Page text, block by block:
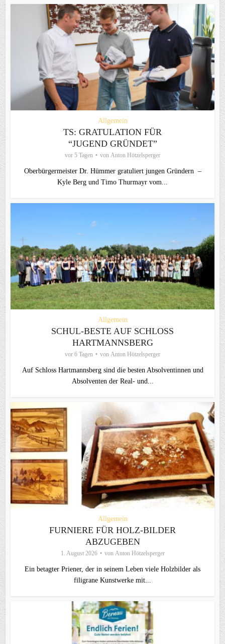
Allgemein
TS: GRATULATION FÜR
“JUGEND GRÜNDET”
vor 5 Tagen von Anton Hötzelsperger
Oberbürgermeister Dr. Hümmer gratuliert jungen Gründern –
Kyle Berg und Timo Thurmayr vom...
Allgemein
SCHUL-BESTE AUF SCHLOSS
HARTMANNSBERG
vor 6 Tagen von Anton Hötzelsperger
Auf Schloss Hartmannsberg sind die besten Absolventinnen und
Absolventen der Real- und...
Allgemein
FURNIERE FÜR HOLZ-BILDER
ABZUGEBEN
1. August 2026 von Anton Hötzelsperger
Ein betagter Priener, der in seinem Leben viele Holzbilder als
filigrane Kunstwerke mit...